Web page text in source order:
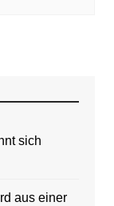
sich
aus einer